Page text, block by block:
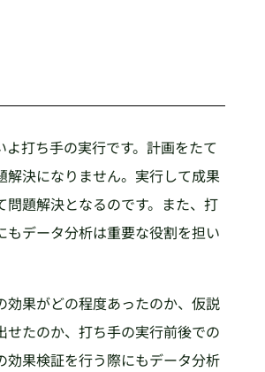
よ打ち手の実行です。計画をたて
解決になりません。実行して成果
問題解決となるのです。また、打
もデータ分析は重要な役割を担い
効果がどの程度あったのか、仮説
せたのか、打ち手の実行前後での
効果検証を行う際にもデータ分析